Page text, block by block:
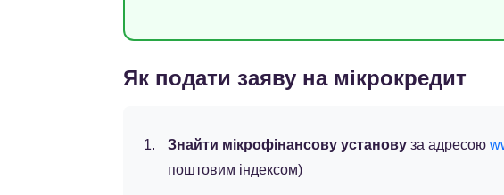
Як подати заяву на мікрокредит
Знайти мікрофінансову установу за адресою
поштовим індексом)